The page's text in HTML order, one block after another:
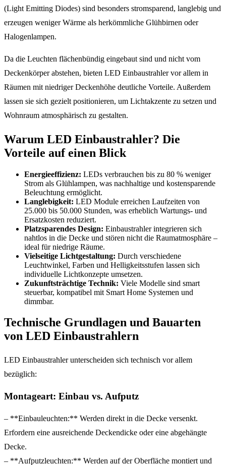
(Light Emitting Diodes) sind besonders stromsparend, langlebig und
erzeugen weniger Wärme als herkömmliche Glühbirnen oder
Halogenlampen.
Da die Leuchten flächenbündig eingebaut sind und nicht vom
Deckenkörper abstehen, bieten LED Einbaustrahler vor allem in
Räumen mit niedriger Deckenhöhe deutliche Vorteile. Außerdem
lassen sie sich gezielt positionieren, um Lichtakzente zu setzen und
Wohnraum atmosphärisch zu gestalten.
Warum LED Einbaustrahler? Die
Vorteile auf einen Blick
Energieeffizienz: LEDs verbrauchen bis zu 80 % weniger
Strom als Glühlampen, was nachhaltige und kostensparende
Beleuchtung ermöglicht.
Langlebigkeit: LED Module erreichen Laufzeiten von
25.000 bis 50.000 Stunden, was erheblich Wartungs- und
Ersatzkosten reduziert.
Platzsparendes Design: Einbaustrahler integrieren sich
nahtlos in die Decke und stören nicht die Raumatmosphäre –
ideal für niedrige Räume.
Vielseitige Lichtgestaltung: Durch verschiedene
Leuchtwinkel, Farben und Helligkeitsstufen lassen sich
individuelle Lichtkonzepte umsetzen.
Zukunftsträchtige Technik: Viele Modelle sind smart
steuerbar, kompatibel mit Smart Home Systemen und
dimmbar.
Technische Grundlagen und Bauarten
von LED Einbaustrahlern
LED Einbaustrahler unterscheiden sich technisch vor allem
bezüglich:
Montageart: Einbau vs. Aufputz
– **Einbauleuchten:** Werden direkt in die Decke versenkt.
Erfordern eine ausreichende Deckendicke oder eine abgehängte
Decke.
– **Aufputzleuchten:** Werden auf der Oberfläche montiert und